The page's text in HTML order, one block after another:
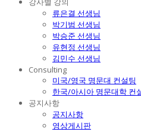
류은결 선생님
박기범 선생님
박승준 선생님
유현정 선생님
김민수 선생님
Consulting
미국/영국 명문대 컨설팅
한국/아시아 명문대학 컨
공지사항
공지사항
영상게시판